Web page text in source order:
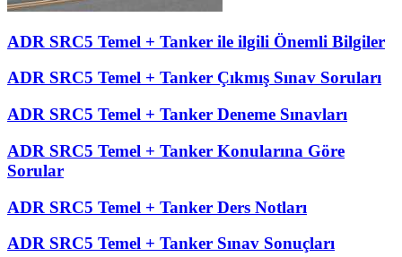
ADR SRC5 Temel + Tanker ile ilgili Önemli Bilgiler
ADR SRC5 Temel + Tanker Çıkmış Sınav Soruları
ADR SRC5 Temel + Tanker Deneme Sınavları
ADR SRC5 Temel + Tanker Konularına Göre
Sorular
ADR SRC5 Temel + Tanker Ders Notları
ADR SRC5 Temel + Tanker Sınav Sonuçları